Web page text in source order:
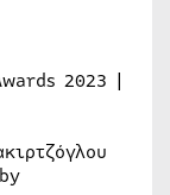
2023 |